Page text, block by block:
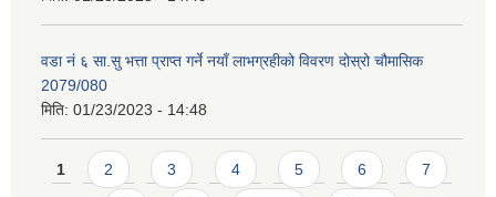
वडा नं ६ सा.सु भत्ता प्राप्त गर्ने नयाँ लाभग्रहीको विवरण दोस्रो चौमासिक
2079/080
मिति: 01/23/2023 - 14:48
Pages
1 2 3 4 5 6 7